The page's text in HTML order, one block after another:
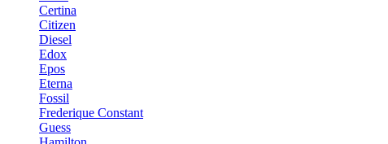
Certina
Citizen
Diesel
Edox
Epos
Eterna
Fossil
Frederique Constant
Guess